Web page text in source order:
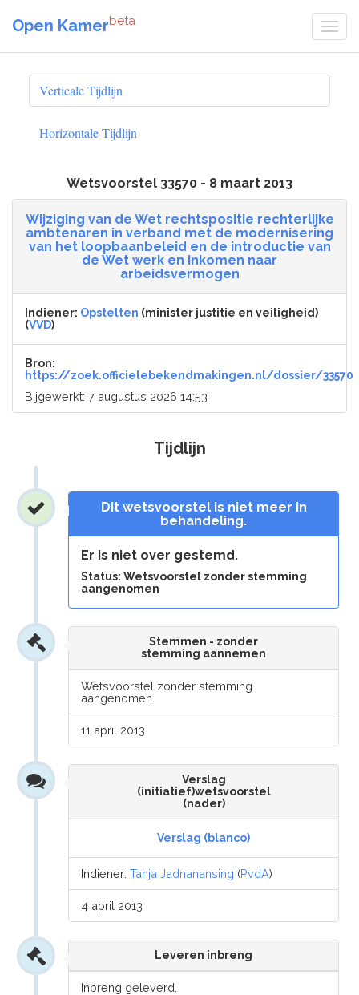
Open Kamerbeta
Verticale Tijdlijn
Horizontale Tijdlijn
Wetsvoorstel 33570 - 8 maart 2013
Wijziging van de Wet rechtspositie rechterlijke
ambtenaren in verband met de modernisering
van het loopbaanbeleid en de introductie van
de Wet werk en inkomen naar
arbeidsvermogen
Indiener: Opstelten (minister justitie en veiligheid)
(VVD)
Bron:
https://zoek.officielebekendmakingen.nl/dossier/33570
Bijgewerkt: 7 augustus 2026 14:53
Tijdlijn
Dit wetsvoorstel is niet meer in
behandeling.
Er is niet over gestemd.
Status: Wetsvoorstel zonder stemming
aangenomen
Stemmen - zonder
stemming aannemen
Wetsvoorstel zonder stemming
aangenomen.
11 april 2013
Verslag
(initiatief)wetsvoorstel
(nader)
Verslag (blanco)
Indiener:Tanja Jadnanansing (PvdA)
4 april 2013
Leveren inbreng
Inbreng geleverd.